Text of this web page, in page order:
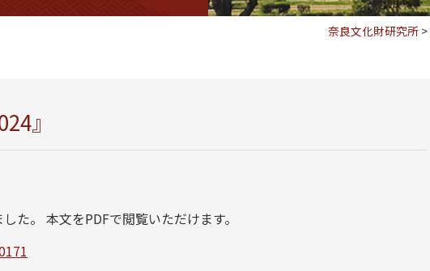
奈良文化財研究所 >
』
た。 本文をPDFで閲覧いただけます。